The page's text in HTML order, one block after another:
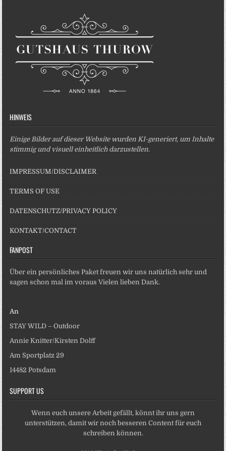
HINWEIS
Einige Bilder auf dieser Website wurden KI-generiert, um Inhalte
stimmig und visuell einheitlich darzustellen.
IMPRESSUM/DISCLAIMER
TERMS OF USE
DATENSCHUTZ/PRIVACY POLICY
KONTAKT/CONTACT
FANPOST
Über ein persönliches Paket freuen wir uns natürlich sehr und
sagen schon mal im voraus Vielen lieben Dank.
An
STAY WILD – Outdoor
Annie Knitter/Kirsten Dolff
Am Sportplatz 29
14482 Potsdam
SUPPORT US
Wenn euch unsere Arbeit gefällt, könnt ihr uns gern
unterstützen, damit wir noch besseren Content für euch
schreiben können.